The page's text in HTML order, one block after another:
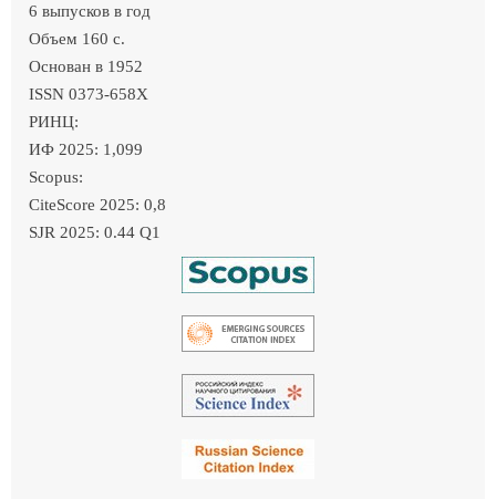
6 выпусков в год
Объем 160 c.
Основан в 1952
ISSN 0373-658X
РИНЦ:
ИФ 2025: 1,099
Scopus:
CiteScore 2025: 0,8
SJR 2025: 0.44 Q1